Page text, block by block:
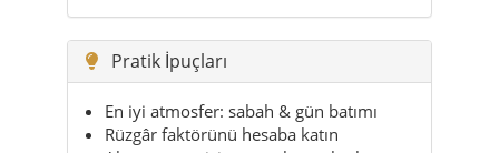
Pratik İpuçları
En iyi atmosfer: sabah & gün batımı
Rüzgâr faktörünü hesaba katın